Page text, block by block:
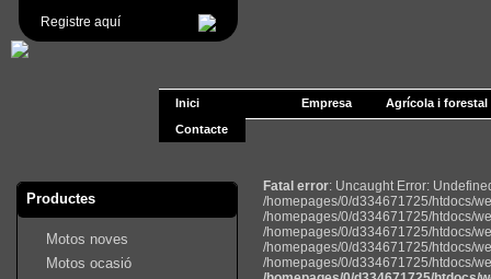
Registre aquí
Inici Empresa
Agrícola i forestal
Contacte
Productes
Motos noves
Motos ocasió
Fatal error: Uncaught Error:
/homepages/0/d334671725/htdocs/
/homepages/0/d334671725/htdocs/
/homepages/0/d334671725/htdocs/
/homepages/0/d334671725/htdocs/
/homepages/0/d334671725/htdocs/